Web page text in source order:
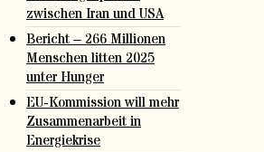
zwischen Iran und USA
Bericht – 266 Millionen
Menschen litten 2025
unter Hunger
EU-Kommission will mehr
Zusammenarbeit in
Energiekrise